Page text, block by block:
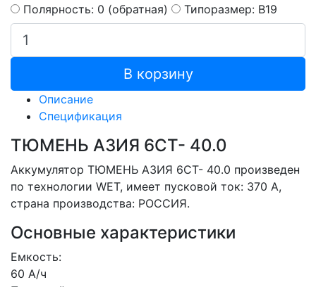
Полярность: 0 (обратная)
Типоразмер: B19
В корзину
Описание
Спецификация
ТЮМЕНЬ АЗИЯ 6СТ- 40.0
Аккумулятор ТЮМЕНЬ АЗИЯ 6СТ- 40.0 произведен
по технологии WET, имеет пусковой ток: 370 A,
страна производства: РОССИЯ.
Основные характеристики
Емкость:
60 А/ч